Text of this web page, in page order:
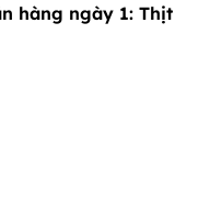
hàng ngày 1: Thịt